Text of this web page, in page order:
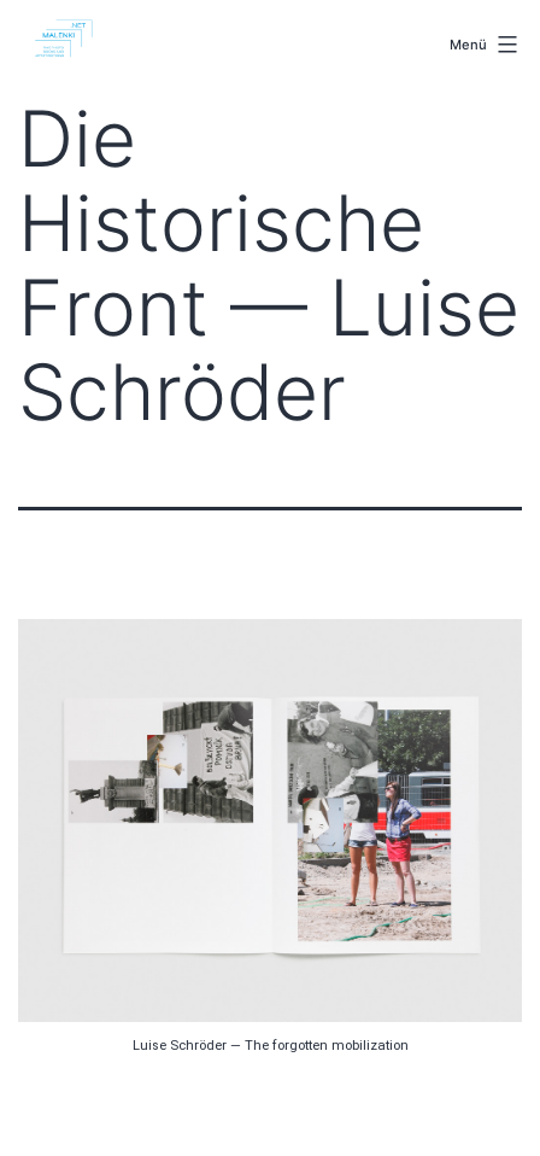
Inhalt
Menü
Die
Historische
Front — Luise
Schröder
Luise Schröder — The forgotten mobilization